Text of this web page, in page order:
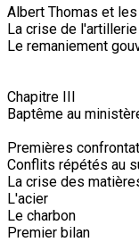
Albert Thomas et
La crise de
Le remaniement
Chapitre III
Baptême au
Premières
Conflits répétés au
La crise des
L'acier
Le charbon
Premier bilan